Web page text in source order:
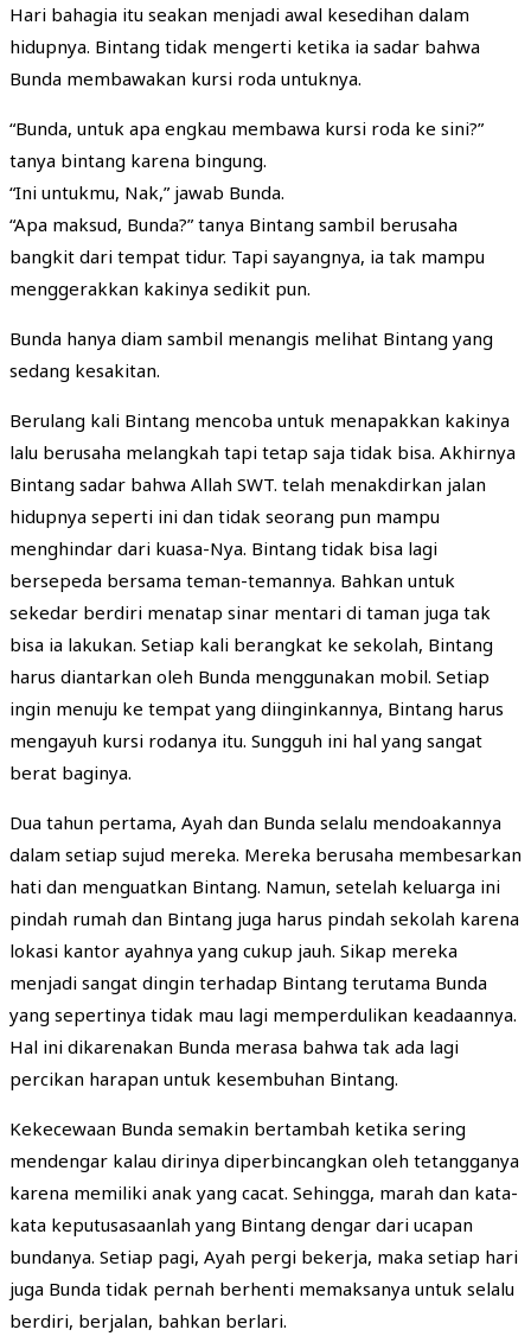
Hari bahagia itu seakan menjadi awal kesedihan dalam
hidupnya. Bintang tidak mengerti ketika ia sadar bahwa
Bunda membawakan kursi roda untuknya.
“Bunda, untuk apa engkau membawa kursi roda ke sini?”
tanya bintang karena bingung.
“Ini untukmu, Nak,” jawab Bunda.
“Apa maksud, Bunda?” tanya Bintang sambil berusaha
bangkit dari tempat tidur. Tapi sayangnya, ia tak mampu
menggerakkan kakinya sedikit pun.
Bunda hanya diam sambil menangis melihat Bintang yang
sedang kesakitan.
Berulang kali Bintang mencoba untuk menapakkan kakinya
lalu berusaha melangkah tapi tetap saja tidak bisa. Akhirnya
Bintang sadar bahwa Allah SWT. telah menakdirkan jalan
hidupnya seperti ini dan tidak seorang pun mampu
menghindar dari kuasa-Nya. Bintang tidak bisa lagi
bersepeda bersama teman-temannya. Bahkan untuk
sekedar berdiri menatap sinar mentari di taman juga tak
bisa ia lakukan. Setiap kali berangkat ke sekolah, Bintang
harus diantarkan oleh Bunda menggunakan mobil. Setiap
ingin menuju ke tempat yang diinginkannya, Bintang harus
mengayuh kursi rodanya itu. Sungguh ini hal yang sangat
berat baginya.
Dua tahun pertama, Ayah dan Bunda selalu mendoakannya
dalam setiap sujud mereka. Mereka berusaha membesarkan
hati dan menguatkan Bintang. Namun, setelah keluarga ini
pindah rumah dan Bintang juga harus pindah sekolah karena
lokasi kantor ayahnya yang cukup jauh. Sikap mereka
menjadi sangat dingin terhadap Bintang terutama Bunda
yang sepertinya tidak mau lagi memperdulikan keadaannya.
Hal ini dikarenakan Bunda merasa bahwa tak ada lagi
percikan harapan untuk kesembuhan Bintang.
Kekecewaan Bunda semakin bertambah ketika sering
mendengar kalau dirinya diperbincangkan oleh tetangganya
karena memiliki anak yang cacat. Sehingga, marah dan kata-
kata keputusasaanlah yang Bintang dengar dari ucapan
bundanya. Setiap pagi, Ayah pergi bekerja, maka setiap hari
juga Bunda tidak pernah berhenti memaksanya untuk selalu
berdiri, berjalan, bahkan berlari.